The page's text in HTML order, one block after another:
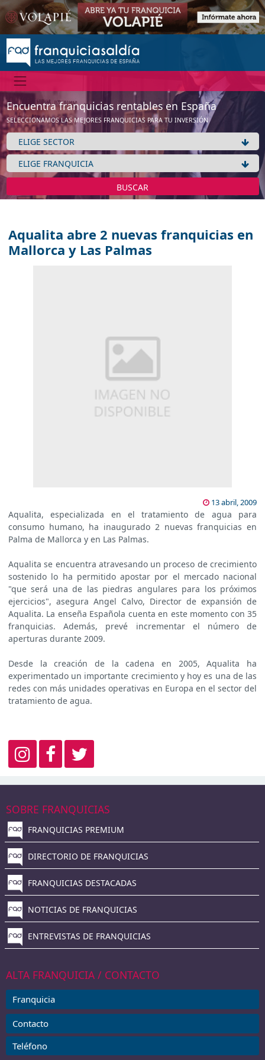
Encuentra franquicias rentables en España
SELECCIONAMOS LAS MEJORES FRANQUICIAS PARA TU INVERSIÓN
BUSCAR
Aqualita abre 2 nuevas franquicias en
Mallorca y Las Palmas
13 abril, 2009
Aqualita, especializada en el tratamiento de agua para
consumo humano, ha inaugurado 2 nuevas franquicias en
Palma de Mallorca y en Las Palmas.
Aqualita se encuentra atravesando un proceso de crecimiento
sostenido lo ha permitido apostar por el mercado nacional
"que será una de las piedras angulares para los próximos
ejercicios", asegura Angel Calvo, Director de expansión de
Aqualita. La enseña Española cuenta en este momento con 35
franquicias. Además, prevé incrementar el número de
aperturas durante 2009.
Desde la creación de la cadena en 2005, Aqualita ha
experimentado un importante crecimiento y hoy es una de las
redes con más unidades operativas en Europa en el sector del
tratamiento de agua.
SOBRE FRANQUICIAS
FRANQUICIAS PREMIUM
DIRECTORIO DE FRANQUICIAS
FRANQUICIAS DESTACADAS
NOTICIAS DE FRANQUICIAS
ENTREVISTAS DE FRANQUICIAS
ALTA FRANQUICIA / CONTACTO